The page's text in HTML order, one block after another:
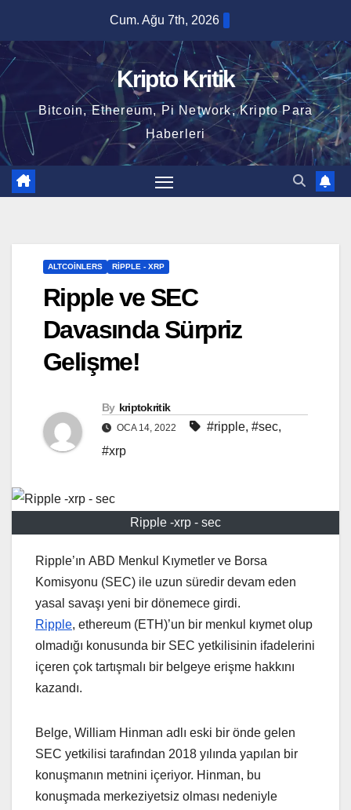
content
Cum. Ağu 7th, 2026
Kripto Kritik
Bitcoin, Ethereum, Pi Network, Kripto Para
Haberleri
ALTCOINLERS RIPPLE - XRP
Ripple ve SEC
Davasında Sürpriz
Gelişme!
By kriptokritik
OCA 14, 2022 #ripple, #sec,
#xrp
Ripple -xrp - sec
Ripple’ın ABD Menkul Kıymetler ve Borsa
Komisyonu (SEC) ile uzun süredir devam eden
yasal savaşı yeni bir dönemece girdi.
Ripple, ethereum (ETH)’un bir menkul kıymet olup
olmadığı konusunda bir SEC yetkilisinin ifadelerini
içeren çok tartışmalı bir belgeye erişme hakkını
kazandı.
Belge, William Hinman adlı eski bir önde gelen
SEC yetkilisi tarafından 2018 yılında yapılan bir
konuşmanın metnini içeriyor. Hinman, bu
konuşmada merkeziyetsiz olması nedeniyle